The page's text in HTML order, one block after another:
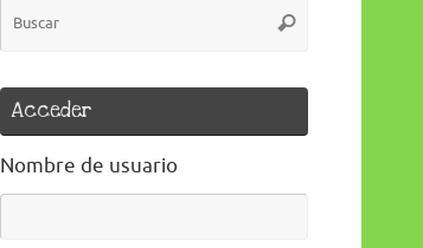
Buscar
Acceder
Nombre de usuario